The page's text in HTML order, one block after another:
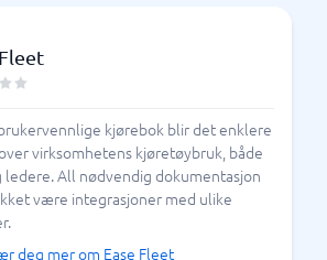
kjørebok blir det enklere
virksomhetens kjøretøybruk, både
ledere. All nødvendig dokumentasjon
være integrasjoner med ulike
deg mer om Ease Fleet